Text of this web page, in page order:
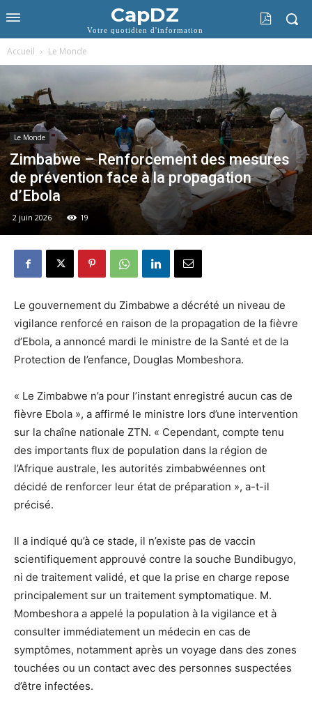
CapDZ
Votre quotidien d'information
Accueil Le Monde
Le Monde
Zimbabwe – Renforcement des mesures
de prévention face à la propagation
d’Ebola
2 juin 2026 19
Le gouvernement du Zimbabwe a décrété un niveau de
vigilance renforcé en raison de la propagation de la fièvre
d’Ebola, a annoncé mardi le ministre de la Santé et de la
Protection de l’enfance, Douglas Mombeshora.
« Le Zimbabwe n’a pour l’instant enregistré aucun cas de
fièvre Ebola », a affirmé le ministre lors d’une intervention
sur la chaîne nationale ZTN. « Cependant, compte tenu
des importants flux de population dans la région de
l’Afrique australe, les autorités zimbabwéennes ont
décidé de renforcer leur état de préparation », a-t-il
précisé.
Il a indiqué qu’à ce stade, il n’existe pas de vaccin
scientifiquement approuvé contre la souche Bundibugyo,
ni de traitement validé, et que la prise en charge repose
principalement sur un traitement symptomatique. M.
Mombeshora a appelé la population à la vigilance et à
consulter immédiatement un médecin en cas de
symptômes, notamment après un voyage dans des zones
touchées ou un contact avec des personnes suspectées
d’être infectées.